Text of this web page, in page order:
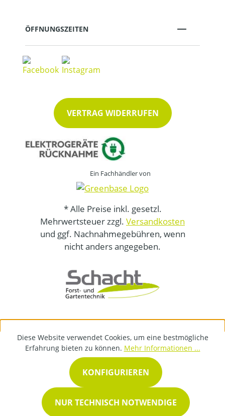
ÖFFNUNGSZEITEN
VERTRAG WIDERRUFEN
Ein Fachhändler von
* Alle Preise inkl. gesetzl.
Mehrwertsteuer zzgl. Versandkosten
und ggf. Nachnahmegebühren, wenn
nicht anders angegeben.
Diese Website verwendet Cookies, um eine bestmögliche
Erfahrung bieten zu können. Mehr Informationen ...
NUR TECHNISCH NOTWENDIGE
KONFIGURIEREN